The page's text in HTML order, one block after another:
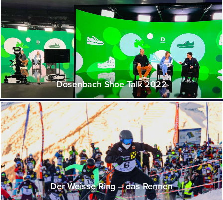
Dosenbach Shoe Talk 2022
Der Weisse Ring – das Rennen